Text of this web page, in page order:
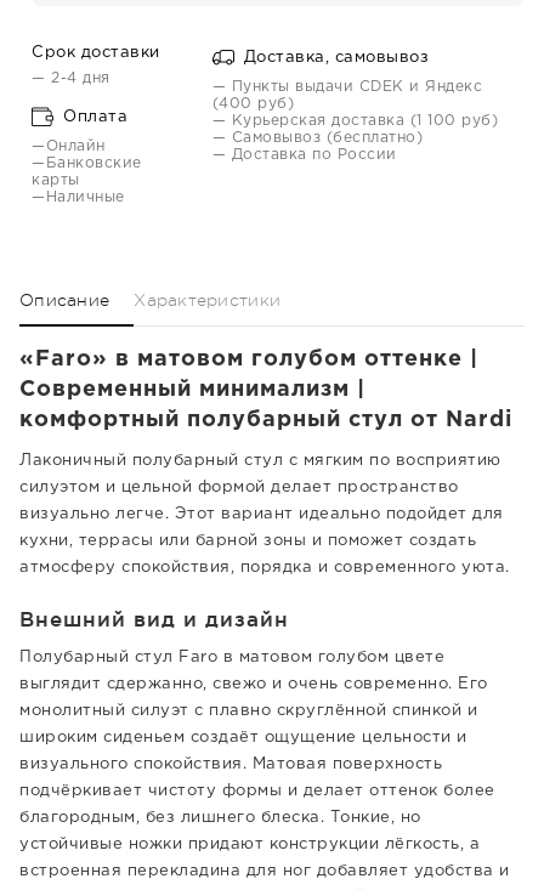
Срок доставки
— 2-4 дня
Оплата
—Онлайн
—Банковские
карты
—Наличные
Доставка, самовывоз
— Пункты выдачи CDEK и Яндекс
(400 руб)
— Курьерская доставка (1 100 руб)
— Самовывоз (бесплатно)
— Доставка по России
Описание Характеристики
«Faro» в матовом голубом оттенке |
Современный минимализм |
комфортный полубарный стул от Nardi
Лаконичный полубарный стул с мягким по восприятию
силуэтом и цельной формой делает пространство
визуально легче. Этот вариант идеально подойдет для
кухни, террасы или барной зоны и поможет создать
атмосферу спокойствия, порядка и современного уюта.
Внешний вид и дизайн
Полубарный стул Faro в матовом голубом цвете
выглядит сдержанно, свежо и очень современно. Его
монолитный силуэт с плавно скруглённой спинкой и
широким сиденьем создаёт ощущение цельности и
визуального спокойствия. Матовая поверхность
подчёркивает чистоту формы и делает оттенок более
благородным, без лишнего блеска. Тонкие, но
устойчивые ножки придают конструкции лёгкость, а
встроенная перекладина для ног добавляет удобства и